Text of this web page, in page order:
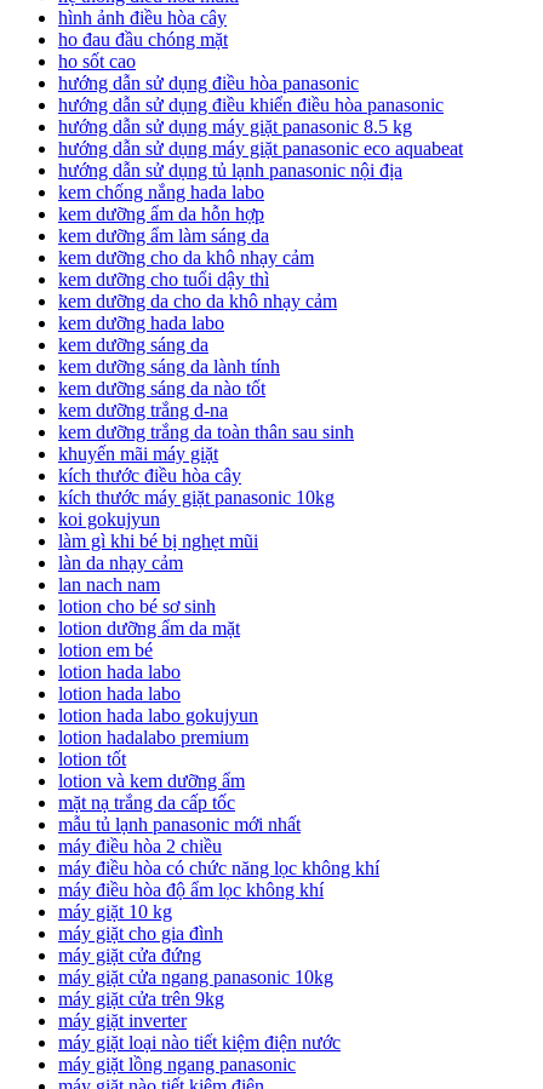
hình ảnh điều hòa cây
ho đau đầu chóng mặt
ho sốt cao
hướng dẫn sử dụng điều hòa panasonic
hướng dẫn sử dụng điều khiển điều hòa panasonic
hướng dẫn sử dụng máy giặt panasonic 8.5 kg
hướng dẫn sử dụng máy giặt panasonic eco aquabeat
hướng dẫn sử dụng tủ lạnh panasonic nội địa
kem chống nắng hada labo
kem dưỡng ẩm da hỗn hợp
kem dưỡng ẩm làm sáng da
kem dưỡng cho da khô nhạy cảm
kem dưỡng cho tuổi dậy thì
kem dưỡng da cho da khô nhạy cảm
kem dưỡng hada labo
kem dưỡng sáng da
kem dưỡng sáng da lành tính
kem dưỡng sáng da nào tốt
kem dưỡng trắng d-na
kem dưỡng trắng da toàn thân sau sinh
khuyến mãi máy giặt
kích thước điều hòa cây
kích thước máy giặt panasonic 10kg
koi gokujyun
làm gì khi bé bị nghẹt mũi
làn da nhạy cảm
lan nach nam
lotion cho bé sơ sinh
lotion dưỡng ẩm da mặt
lotion em bé
lotion hada labo
lotion hada labo
lotion hada labo gokujyun
lotion hadalabo premium
lotion tốt
lotion và kem dưỡng ẩm
mặt nạ trắng da cấp tốc
mẫu tủ lạnh panasonic mới nhất
máy điều hòa 2 chiều
máy điều hòa có chức năng lọc không khí
máy điều hòa độ ẩm lọc không khí
máy giặt 10 kg
máy giặt cho gia đình
máy giặt cửa đứng
máy giặt cửa ngang panasonic 10kg
máy giặt cửa trên 9kg
máy giặt inverter
máy giặt loại nào tiết kiệm điện nước
máy giặt lồng ngang panasonic